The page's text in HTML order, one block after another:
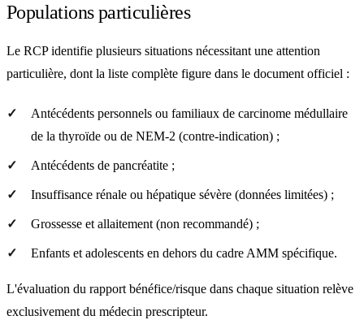
Populations particulières
Le RCP identifie plusieurs situations nécessitant une attention
particulière, dont la liste complète figure dans le document officiel :
Antécédents personnels ou familiaux de carcinome médullaire
de la thyroïde ou de NEM-2 (contre-indication) ;
Antécédents de pancréatite ;
Insuffisance rénale ou hépatique sévère (données limitées) ;
Grossesse et allaitement (non recommandé) ;
Enfants et adolescents en dehors du cadre AMM spécifique.
L'évaluation du rapport bénéfice/risque dans chaque situation relève
exclusivement du médecin prescripteur.